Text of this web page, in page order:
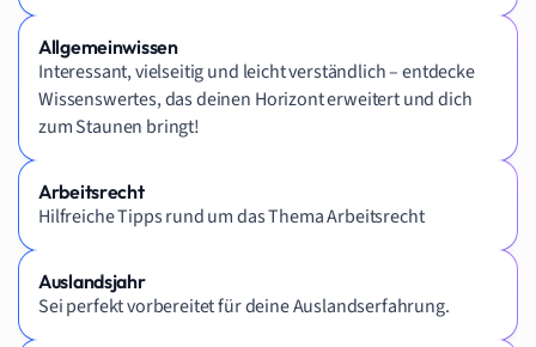
Allgemeinwissen
Interessant, vielseitig und leicht verständlich – entdecke
Wissenswertes, das deinen Horizont erweitert und dich
zum Staunen bringt!
Arbeitsrecht
Hilfreiche Tipps rund um das Thema Arbeitsrecht
Auslandsjahr
Sei perfekt vorbereitet für deine Auslandserfahrung.